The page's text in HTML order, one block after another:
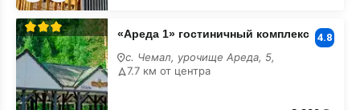
«Ареда
1»
гостиничный
комплекс
«Ареда 1» гостиничный комплекс 4.8
с. Чемал, урочище Ареда, 5,
7.7 км от центра